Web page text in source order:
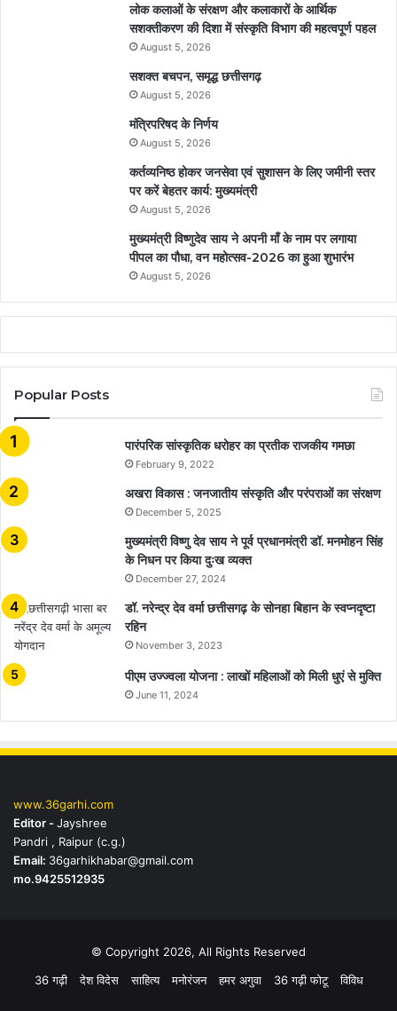
लोक कलाओं के संरक्षण और कलाकारों के आर्थिक
सशक्तीकरण की दिशा में संस्कृति विभाग की महत्वपूर्ण पहल
August 5, 2026
सशक्त बचपन, समृद्ध छत्तीसगढ़
August 5, 2026
मंत्रिपरिषद के निर्णय
August 5, 2026
कर्तव्यनिष्ठ होकर जनसेवा एवं सुशासन के लिए जमीनी स्तर
पर करें बेहतर कार्य: मुख्यमंत्री
August 5, 2026
मुख्यमंत्री विष्णुदेव साय ने अपनी माँ के नाम पर लगाया
पीपल का पौधा, वन महोत्सव-2026 का हुआ शुभारंभ
August 5, 2026
Popular Posts
​​​​​​​पारंपरिक सांस्कृतिक धरोहर का प्रतीक राजकीय गमछा
February 9, 2022
अखरा विकास : जनजातीय संस्कृति और परंपराओं का संरक्षण
December 5, 2025
मुख्यमंत्री विष्णु देव साय ने पूर्व प्रधानमंत्री डॉ. मनमोहन सिंह
के निधन पर किया दुःख व्यक्त
December 27, 2024
डॉ. नरेन्द्र देव वर्मा छत्तीसगढ़ के सोनहा बिहान के स्वप्नदृष्टा
रहिन
November 3, 2023
पीएम उज्ज्वला योजना : लाखों महिलाओं को मिली धुएं से मुक्ति
June 11, 2024
www.36garhi.com
Editor -Jayshree
Pandri , Raipur (c.g.)
Email: 36garhikhabar@gmail.com
mo.9425512935
© Copyright 2026, All Rights Reserved
36 गढ़ी
देश विदेस साहित्य मनोरंजन हमर अगुवा 36 गढ़ी फोटू विविध